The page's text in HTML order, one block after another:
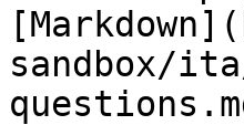
sandbox/